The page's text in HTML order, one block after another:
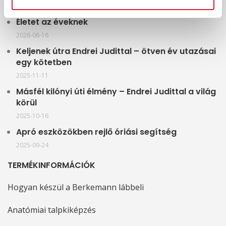
Életet az éveknek
2026-06-16
Keljenek útra Endrei Judittal – ötven év utazásai
egy kötetben
2025-11-11
Másfél kilónyi úti élmény – Endrei Judittal a világ
körül
2025-10-16
Apró eszközökben rejlő óriási segítség
2025-09-24
TERMÉKINFORMÁCIÓK
Hogyan készül a Berkemann lábbeli
Anatómiai talpkiképzés